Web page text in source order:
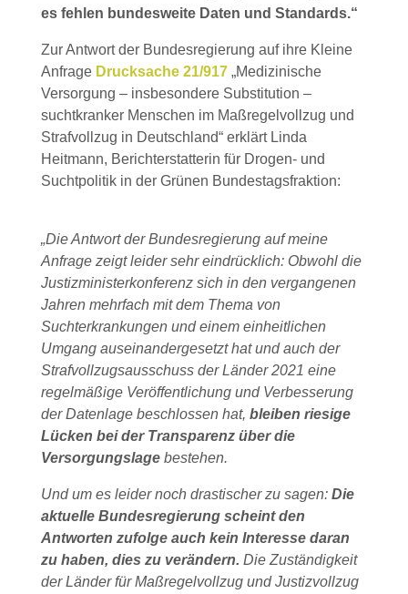
es fehlen bundesweite Daten und Standards.“
Zur Antwort der Bundesregierung auf ihre Kleine
Anfrage Drucksache 21/917„Medizinische
Versorgung – insbesondere Substitution –
suchtkranker Menschen im Maßregelvollzug und
Strafvollzug in Deutschland“ erklärt Linda
Heitmann, Berichterstatterin für Drogen- und
Suchtpolitik in der Grünen Bundestagsfraktion:
„Die Antwort der Bundesregierung auf meine
Anfrage zeigt leider sehr eindrücklich: Obwohl die
Justizministerkonferenz sich in den vergangenen
Jahren mehrfach mit dem Thema von
Suchterkrankungen und einem einheitlichen
Umgang auseinandergesetzt hat und auch der
Strafvollzugsausschuss der Länder 2021 eine
regelmäßige Veröffentlichung und Verbesserung
der Datenlage beschlossen hat, bleiben riesige
Lücken bei der Transparenz über die
Versorgungslagebestehen.
Und um es leider noch drastischer zu sagen: Die
aktuelle Bundesregierung scheint den
Antworten zufolge auch kein Interesse daran
zu haben, dies zu verändern. Die Zuständigkeit
der Länder für Maßregelvollzug und Justizvollzug